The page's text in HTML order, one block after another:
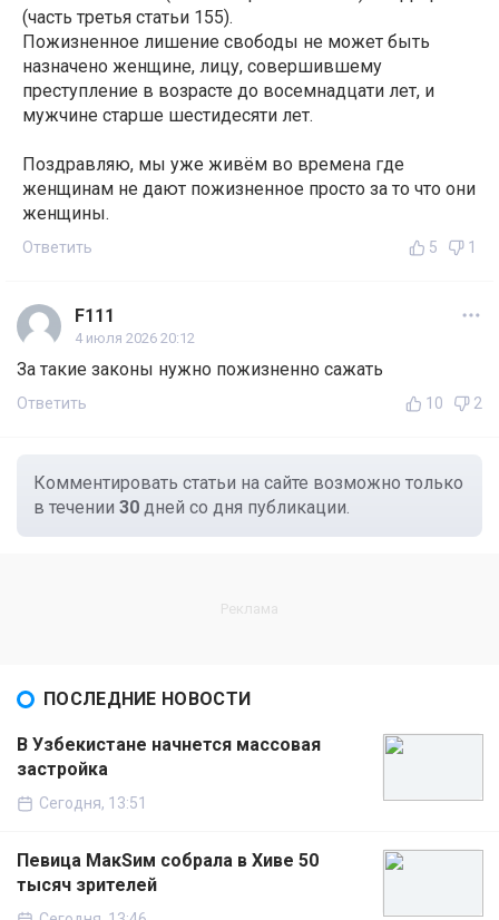
(часть третья статьи 155).
Пожизненное лишение свободы не может быть
назначено женщине, лицу, совершившему
преступление в возрасте до восемнадцати лет, и
мужчине старше шестидесяти лет.
Поздравляю, мы уже живём во времена где
женщинам не дают пожизненное просто за то что они
женщины.
Ответить 5 1
F111
4 июля 2026 20:12
За такие законы нужно пожизненно сажать
Ответить 10 2
Комментировать статьи на сайте возможно только
в течении 30 дней со дня публикации.
ПОСЛЕДНИЕ НОВОСТИ
В Узбекистане начнется массовая
застройка
Сегодня, 13:51
Певица МакSим собрала в Хиве 50
тысяч зрителей